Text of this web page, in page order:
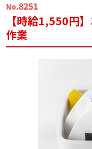
No.8251
【時給1,550円
作業